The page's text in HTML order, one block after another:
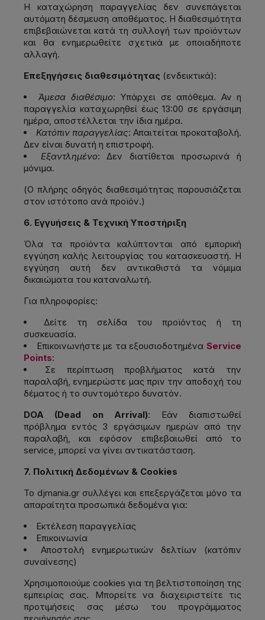
Η καταχώρηση παραγγελίας δεν συνεπάγεται
αυτόματη δέσμευση αποθέματος. Η διαθεσιμότητα
επιβεβαιώνεται κατά τη συλλογή των προϊόντων
και θα ενημερωθείτε σχετικά με οποιαδήποτε
αλλαγή.
Επεξηγήσεις διαθεσιμότητας (ενδεικτικά):
Άμεσα διαθέσιμο: Υπάρχει σε απόθεμα. Αν η
παραγγελία καταχωρηθεί έως 13:00 σε εργάσιμη
ημέρα, αποστέλλεται την ίδια ημέρα.
Κατόπιν παραγγελίας: Απαιτείται προκαταβολή.
Δεν είναι δυνατή η επιστροφή.
Εξαντλημένο: Δεν διατίθεται προσωρινά ή
μόνιμα.
(Ο πλήρης οδηγός διαθεσιμότητας παρουσιάζεται
στον ιστότοπο ανά προϊόν.)
6. Εγγυήσεις & Τεχνική Υποστήριξη
Όλα τα προϊόντα καλύπτονται από εμπορική
εγγύηση καλής λειτουργίας του κατασκευαστή. Η
εγγύηση αυτή δεν αντικαθιστά τα νόμιμα
δικαιώματα του καταναλωτή.
Για πληροφορίες:
Δείτε τη σελίδα του προϊόντος ή τη
συσκευασία.
Επικοινωνήστε με τα εξουσιοδοτημέναService
Points:
Σε περίπτωση προβλήματος κατά την
παραλαβή, ενημερώστε μας πριν την αποδοχή του
δέματος ή το συντομότερο δυνατόν.
DOA (Dead on Arrival): Εάν διαπιστωθεί
πρόβλημα εντός 3 εργάσιμων ημερών από την
παραλαβή, και εφόσον επιβεβαιωθεί από το
service, μπορεί να γίνει αντικατάσταση.
7. Πολιτική Δεδομένων & Cookies
Το djmania.gr συλλέγει και επεξεργάζεται μόνο τα
απαραίτητα προσωπικά δεδομένα για:
Εκτέλεση παραγγελίας
Επικοινωνία
Αποστολή ενημερωτικών δελτίων (κατόπιν
συναίνεσης)
Χρησιμοποιούμε cookies για τη βελτιστοποίηση της
εμπειρίας σας. Μπορείτε να διαχειριστείτε τις
προτιμήσεις σας μέσω του προγράμματος